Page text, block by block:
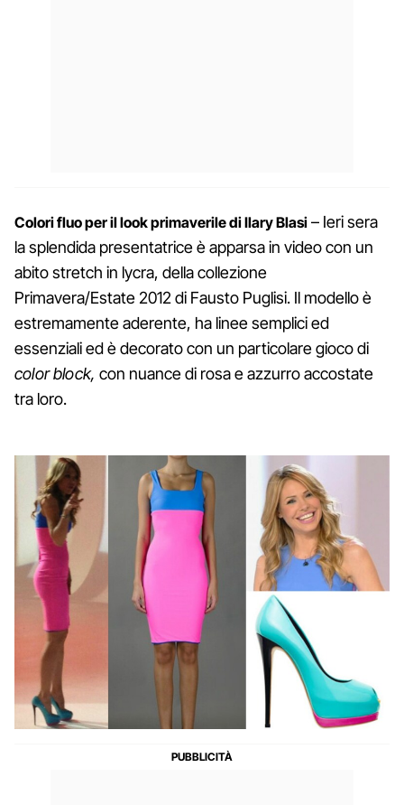
Colori fluo per il look primaverile di Ilary Blasi – Ieri sera
la splendida presentatrice è apparsa in video con un
abito stretch in lycra, della collezione
Primavera/Estate 2012 di Fausto Puglisi. Il modello è
estremamente aderente, ha linee semplici ed
essenziali ed è decorato con un particolare gioco di
color block, con nuance di rosa e azzurro accostate
tra loro.